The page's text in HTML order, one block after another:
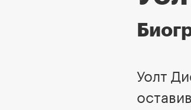
Уолт